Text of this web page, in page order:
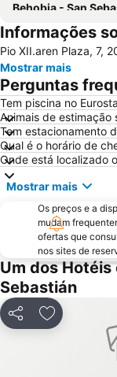
Behobia - San
Arkolla
Ondarreta
Gare Saint Jean de
Egia
Playa de Monte
Puntalea
Palacio de Aiete
Riberas de Loyola
Gros
Altza
Alarde
Monte Igueldo
Mendelu
Hendaiako
Basílica de San Ignacio
Informações
Pio XII.aren Plaza, 7,
Mostrar mais
Perguntas
Tem piscina no
Animais de estimação
Tem estacionamento
Qual é o horário de
Onde está localizado
Mostrar mais
Os preços e a
mudam
ofertas que
nos sites de
Um dos
Sebastián
PartilharAdicionar